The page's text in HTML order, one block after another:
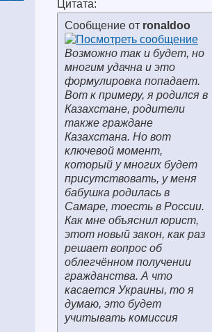
Цитата:
Сообщение от ronaldoo
Возможно так и будет, но
многим удачна и это
формулировка попадает.
Вот к примеру, я родился в
Казахстане, родители
также граждане
Казахстана. Но вот
ключевой момент,
который у многих будет
присутствовать, у меня
бабушка родилась в
Самаре, тоесть в России.
Как мне объяснил юрист,
этот новый закон, как раз
решает вопрос об
облегчённом получении
гражданства. А что
касается Украины, то я
думаю, это будет
учитывать комиссия